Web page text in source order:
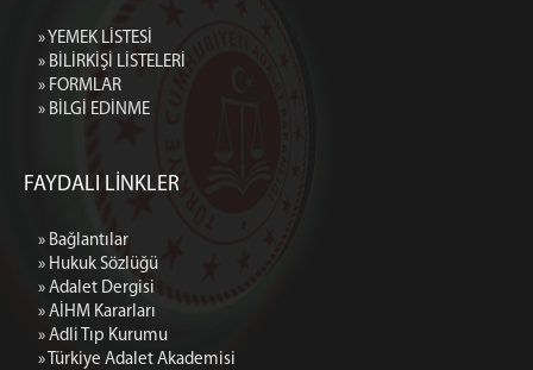
» YEMEK LİSTESİ
» BİLİRKİŞİ LİSTELERİ
» FORMLAR
» BİLGİ EDİNME
FAYDALI LİNKLER
» Bağlantılar
» Hukuk Sözlüğü
» Adalet Dergisi
» AİHM Kararları
» Adli Tıp Kurumu
» Türkiye Adalet Akademisi